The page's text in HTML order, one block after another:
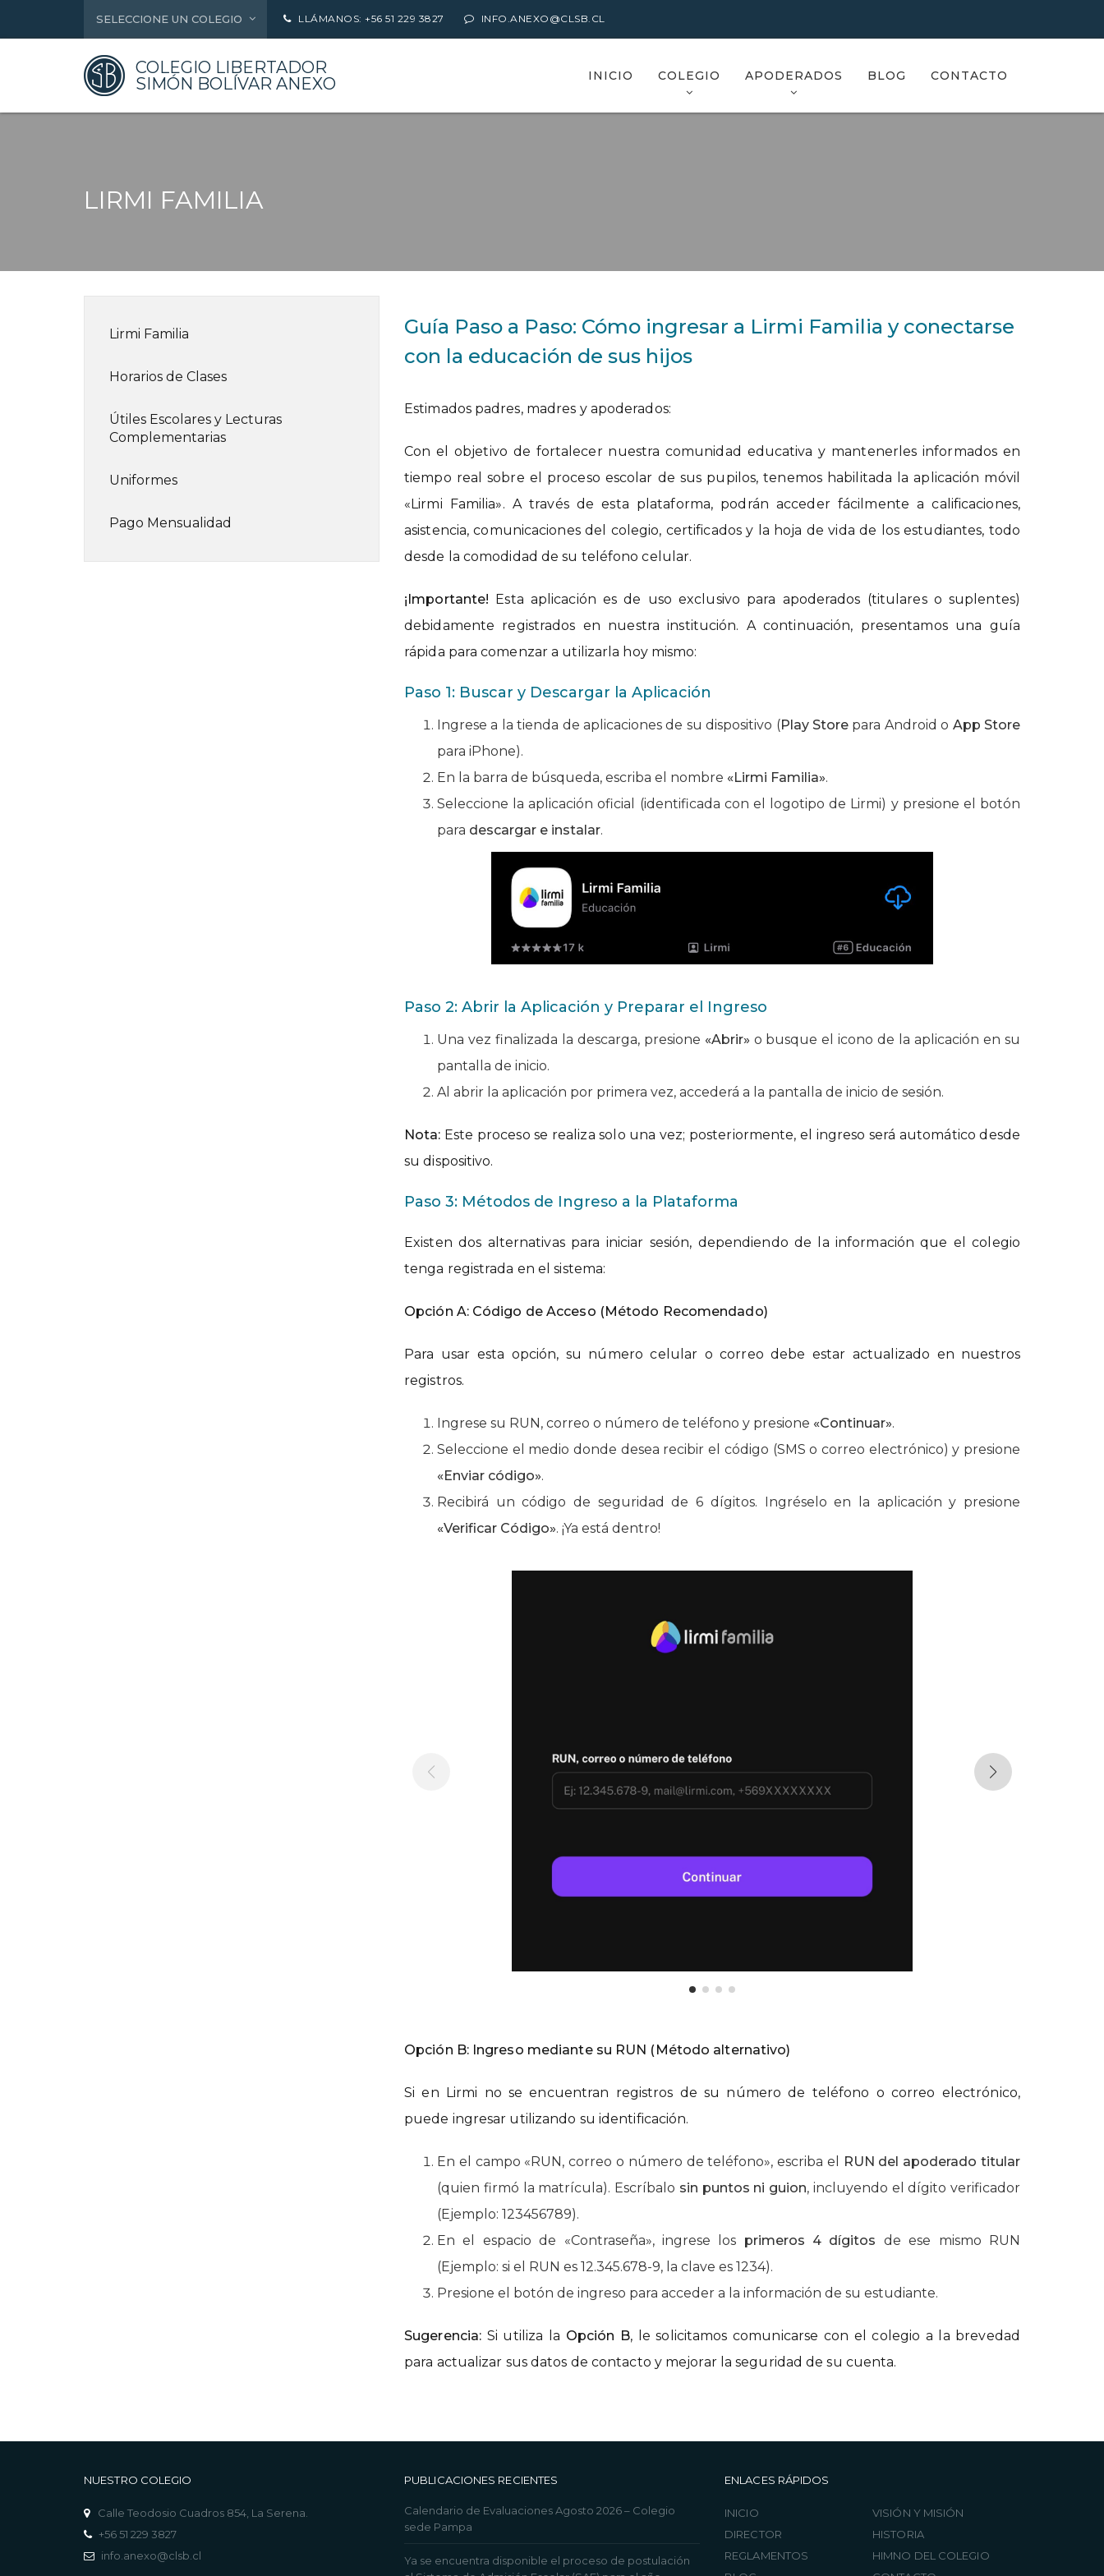
SELECCIONE UN COLEGIO LLÁMANOS: +56 51 229 3827 INFO.ANEXO@CLSB.CL
COLEGIO LIBERTADOR
SIMÓN BOLÍVAR ANEXO
INICIO COLEGIO APODERADOS BLOG CONTACTO
LIRMI FAMILIA
Lirmi Familia
Horarios de Clases
Útiles Escolares y Lecturas
Complementarias
Uniformes
Pago Mensualidad
Guía Paso a Paso: Cómo ingresar a Lirmi Familia y conectarse
con la educación de sus hijos
Estimados padres, madres y apoderados:
Con el objetivo de fortalecer nuestra comunidad educativa y mantenerles informados en
tiempo real sobre el proceso escolar de sus pupilos, tenemos habilitada la aplicación móvil
«Lirmi Familia». A través de esta plataforma, podrán acceder fácilmente a calificaciones,
asistencia, comunicaciones del colegio, certificados y la hoja de vida de los estudiantes, todo
desde la comodidad de su teléfono celular.
¡Importante! Esta aplicación es de uso exclusivo para apoderados (titulares o suplentes)
debidamente registrados en nuestra institución. A continuación, presentamos una guía
rápida para comenzar a utilizarla hoy mismo:
Paso 1: Buscar y Descargar la Aplicación
Ingrese a la tienda de aplicaciones de su dispositivo (Play Store para Android o App Store
para iPhone).
En la barra de búsqueda, escriba el nombre «Lirmi Familia».
Seleccione la aplicación oficial (identificada con el logotipo de Lirmi) y presione el botón
para descargar e instalar.
Paso 2: Abrir la Aplicación y Preparar el Ingreso
Una vez finalizada la descarga, presione «Abrir» o busque el icono de la aplicación en su
pantalla de inicio.
Al abrir la aplicación por primera vez, accederá a la pantalla de inicio de sesión.
Nota: Este proceso se realiza solo una vez; posteriormente, el ingreso será automático desde
su dispositivo.
Paso 3: Métodos de Ingreso a la Plataforma
Existen dos alternativas para iniciar sesión, dependiendo de la información que el colegio
tenga registrada en el sistema:
Opción A: Código de Acceso (Método Recomendado)
Para usar esta opción, su número celular o correo debe estar actualizado en nuestros
registros.
Ingrese su RUN, correo o número de teléfono y presione «Continuar».
Seleccione el medio donde desea recibir el código (SMS o correo electrónico) y presione
«Enviar código».
Recibirá un código de seguridad de 6 dígitos. Ingréselo en la aplicación y presione
«Verificar Código». ¡Ya está dentro!
Opción B: Ingreso mediante su RUN (Método alternativo)
Si en Lirmi no se encuentran registros de su número de teléfono o correo electrónico,
puede ingresar utilizando su identificación.
En el campo «RUN, correo o número de teléfono», escriba el
RUN del apoderado titular
(quien firmó la matrícula). Escríbalo sin puntos ni guion, incluyendo el dígito verificador
(Ejemplo: 123456789).
En el espacio de «Contraseña», ingrese los primeros 4 dígitos de ese mismo RUN
(Ejemplo: si el RUN es 12.345.678-9, la clave es 1234).
Presione el botón de ingreso para acceder a la información de su estudiante.
Sugerencia: Si utiliza la Opción B, le solicitamos comunicarse con el colegio a la brevedad
para actualizar sus datos de contacto y mejorar la seguridad de su cuenta.
NUESTRO COLEGIO
Calle Teodosio Cuadros 854, La Serena.
+56 51 229 3827
info.anexo@clsb.cl
PUBLICACIONES RECIENTES
Calendario de Evaluaciones Agosto 2026 – Colegio
sede Pampa
Ya se encuentra disponible el proceso de postulación
ENLACES RÁPIDOS
INICIO
VISIÓN Y MISIÓN
DIRECTOR
HISTORIA
REGLAMENTOS
HIMNO DEL COLEGIO